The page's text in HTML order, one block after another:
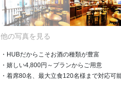
他の写真を見る
・HUBだからこそお酒の種類が豊富
・嬉しい4,800円～プランからご用意
・着席80名、最大立食120名様まで対応可